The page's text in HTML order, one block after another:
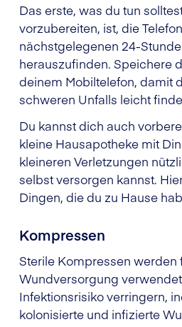
Das erste, was du tun
vorzubereiten, ist, die
nächstgelegenen 24-
herauszufinden. Speichere
deinem Mobiltelefon, damit
schweren Unfalls leicht
Du kannst dich auch
kleine Hausapotheke mit
kleineren Verletzungen
selbst versorgen kannst.
Dingen, die du zu Hause
Kompressen
Sterile Kompressen werden
Wundversorgung
Infektionsrisiko verringern,
kolonisierte und infizierte